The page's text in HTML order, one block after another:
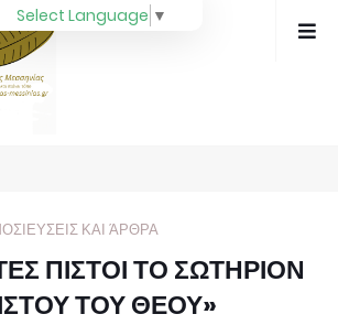
ΚΑΙ ΆΡΘΡΑ
ΠΙΣΤΟΙ ΤΟ ΣΩΤΗΡΙΟΝ
ΤΟΥ ΘΕΟΥ»
Select Language ▼